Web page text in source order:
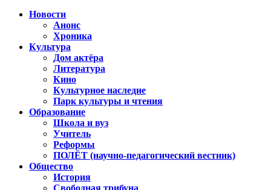
Новости
Анонс
Хроника
Культура
Дом актёра
Литература
Кино
Культурное наследие
Парк культуры и чтения
Образование
Школа и вуз
Учитель
Реформы
ПОЛЁТ (научно-педагогический вестник)
Общество
История